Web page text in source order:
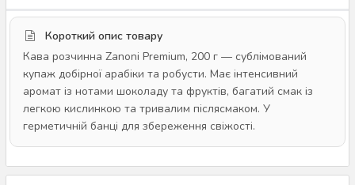
Короткий опис товару
Кава розчинна Zanoni Premium, 200 г — сублімований
купаж добірної арабіки та робусти. Має інтенсивний
аромат із нотами шоколаду та фруктів, багатий смак із
легкою кислинкою та тривалим післясмаком. У
герметичній банці для збереження свіжості.